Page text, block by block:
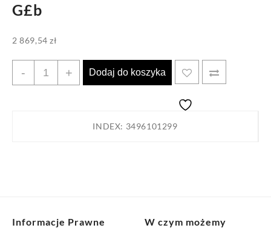
G£b
2 869,54zł
-
ilość
Kineta
+ Dodaj do koszyka
INDEX: 3496101299
Informacje Prawne
W czym możemy